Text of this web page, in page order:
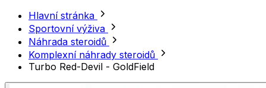
Hlavní stránka
Sportovní výživa
Náhrada steroidů
Komplexní náhrady steroidů
Turbo Red-Devil - GoldField